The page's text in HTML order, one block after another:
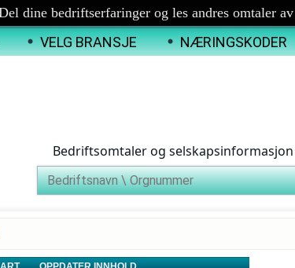
dine bedriftserfaringer og les andres omtaler
VELG BRANSJE NÆRINGSKODER
Bedriftsomtaler og selskapsinformasjon